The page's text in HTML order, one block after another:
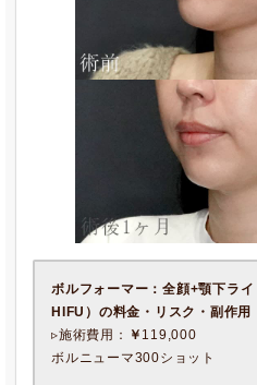
ボルフォーマー：全顔+顎下ラ
HIFU） の料金・リスク・副作用
▹施術費用：
￥ 119,000
ボルニューマ300ショット